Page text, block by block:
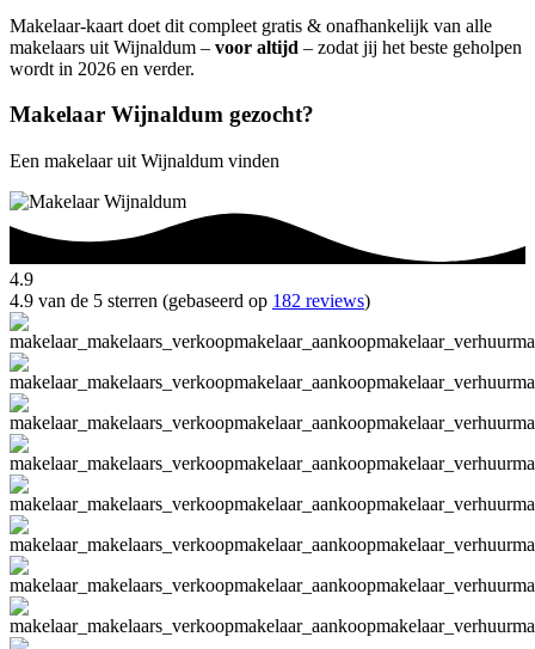
Makelaar-kaart doet dit compleet gratis & onafhankelijk van alle
makelaars uit Wijnaldum – voor altijd – zodat jij het beste geholpen
wordt in 2026 en verder.
Makelaar Wijnaldum gezocht?
Een makelaar uit Wijnaldum vinden
4.9
4.9 van de 5 sterren (gebaseerd op 182 reviews)